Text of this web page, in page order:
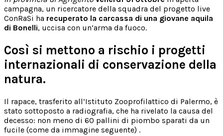
campagna, un ricercatore della squadra del progetto live
ConRaSi ha recuperato la carcassa di una giovane aquila
di Bonelli, uccisa con un’arma da fuoco.
Così si mettono a rischio i progetti
internazionali di conservazione della
natura.
Il rapace, trasferito all’Istituto Zooprofilattico di Palermo, è
stato sottoposto a radiografia, che ha rivelato la causa del
decesso: non meno di 60 pallini di piombo sparati da un
fucile (come da immagine seguente) .